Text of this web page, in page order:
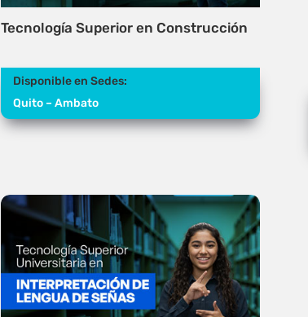
Tecnología Superior en Construcción
Disponible en Sedes:
Quito – Ambato